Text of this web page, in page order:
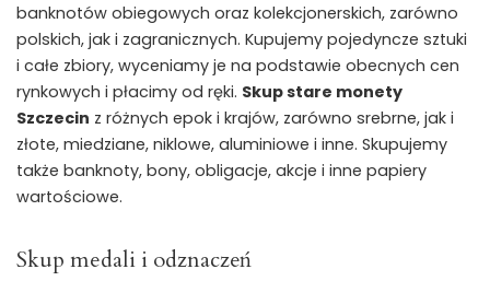
banknotów obiegowych oraz kolekcjonerskich, zarówno
polskich, jak i zagranicznych. Kupujemy pojedyncze sztuki
i całe zbiory, wyceniamy je na podstawie obecnych cen
rynkowych i płacimy od ręki. Skup stare monety
Szczecin z różnych epok i krajów, zarówno srebrne, jak i
złote, miedziane, niklowe, aluminiowe i inne. Skupujemy
także banknoty, bony, obligacje, akcje i inne papiery
wartościowe.
Skup medali i odznaczeń